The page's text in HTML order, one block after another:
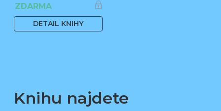
ZDARMA
DETAIL KNIHY
Knihu najdete